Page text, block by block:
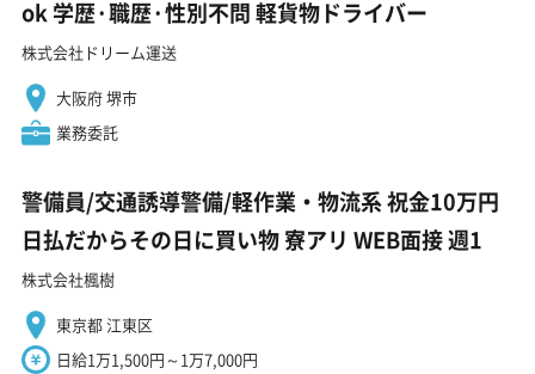
ok 学歴·職歴·性別不問 軽貨物ドライバー
株式会社ドリーム運送
大阪府 堺市
業務委託
警備員/交通誘導警備/軽作業・物流系 祝金10万円
日払だからその日に買い物 寮アリ WEB面接 週1
株式会社楓樹
東京都 江東区
日給1万1,500円～1万7,000円